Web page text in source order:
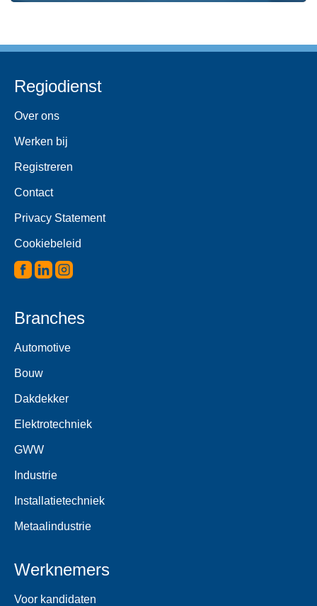
Regiodienst
Over ons
Werken bij
Registreren
Contact
Privacy Statement
Cookiebeleid
Branches
Automotive
Bouw
Dakdekker
Elektrotechniek
GWW
Industrie
Installatietechniek
Metaalindustrie
Werknemers
Voor kandidaten